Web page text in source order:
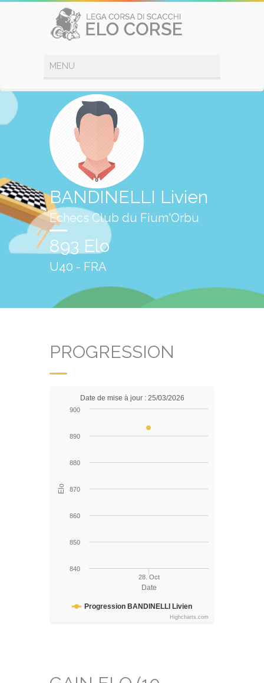
BANDINELLI Livien
Echecs Club du Fium'Orbu
893 Elo
U40 - FRA
PROGRESSION
Date
Elo
Date de mise à jour : 25/03/2026
Progression BANDINELLI Livien
28. Oct
840
850
860
870
880
890
900
Highcharts.com